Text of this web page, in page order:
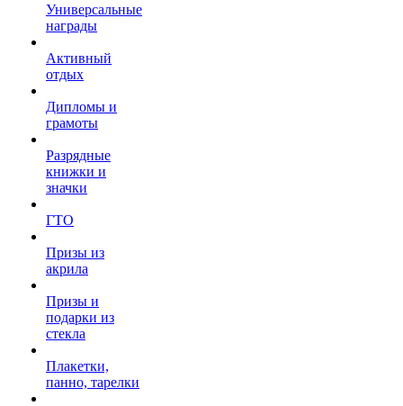
Универсальные
награды
Активный
отдых
Дипломы и
грамоты
Разрядные
книжки и
значки
ГТО
Призы из
акрила
Призы и
подарки из
стекла
Плакетки,
панно, тарелки